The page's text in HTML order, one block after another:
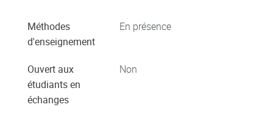
Méthodes
d'enseignement
En présence
Ouvert aux
étudiants en
échanges
Non